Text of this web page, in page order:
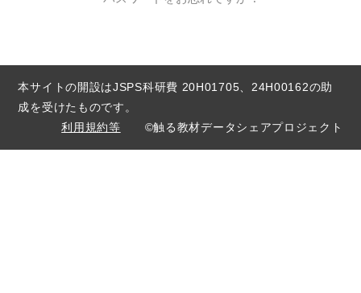
本サイトの開設はJSPS科研費 20H01705、24H00162の助
成を受けたものです。
利用規約等
©触る教材データシェアプロジェクト